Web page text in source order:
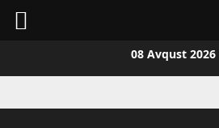
08 Avqust 2026